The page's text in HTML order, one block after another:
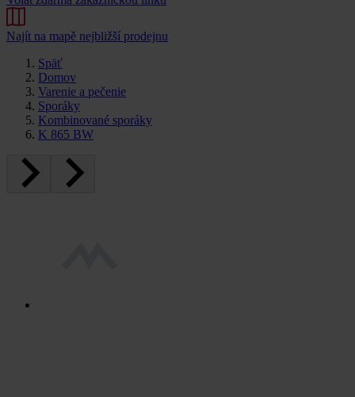
Najít na mapě nejbližší prodejnu
Späť
Domov
Varenie a pečenie
Sporáky
Kombinované sporáky
K 865 BW